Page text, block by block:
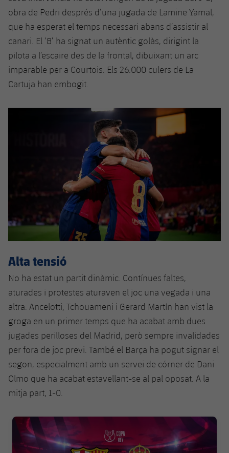
obra de Pedri després d’una jugada de Lamine Yamal,
que ha esperat el temps necessari abans d’assistir al
canari. El ‘8’ ha signat un autèntic golàs, dirigint la
pilota a l’escaire des de la frontal, dibuixant un arc
imparable per a Courtois. Els 26.000 culers de La
Cartuja han embogit.
Alta tensió
No ha estat un partit dinàmic. Contínues faltes,
aturades i protestes aturaven el joc una vegada i una
altra. Ancelotti, Tchouameni i Gerard Martín han vist la
groga en un primer temps que ha acabat amb dues
jugades perilloses del Madrid, però sempre invalidades
per fora de joc previ. També el Barça ha pogut signar el
segon, especialment amb un servei de córner de Dani
Olmo que ha acabat estavellant-se al pal oposat. A la
mitja part, 1-0.
FC Barcelona club badge